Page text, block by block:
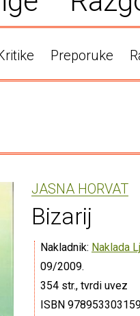
Preporuke
JASNA HORVAT
Bizarij
Nakladnik: Naklada
09/2009.
354 str., tvrdi uvez
ISBN